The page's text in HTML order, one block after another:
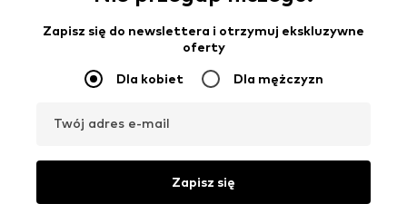
Zapisz się do newslettera i otrzymuj ekskluzywne
oferty
Dla kobiet Dla mężczyzn
Twój adres e-mail
Zapisz się